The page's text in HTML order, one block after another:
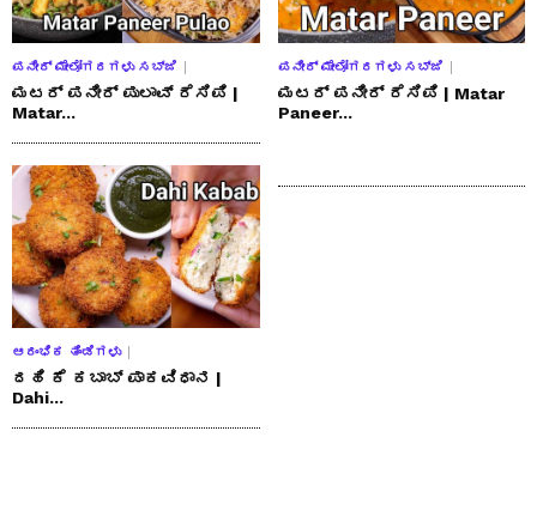
ಪನೀರ್ ಮೇಲೋಗರಗಳು ಸಬ್ಜಿ
ಮಟರ್ ಪನೀರ್ ಪುಲಾವ್ ರೆಸಿಪಿ |
Matar...
ಪನೀರ್ ಮೇಲೋಗರಗಳು ಸಬ್ಜಿ
ಮಟರ್ ಪನೀರ್ ರೆಸಿಪಿ | Matar
Paneer...
ಆರಂಭಿಕ ತಿಂಡಿಗಳು
ದಹಿ ಕೆ ಕಬಾಬ್ ಪಾಕವಿಧಾನ |
Dahi...